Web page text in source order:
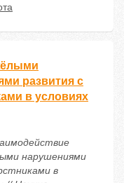
развития с
в условиях
нарушениями
в